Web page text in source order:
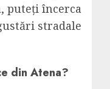
puteți încerca
stradale
din Atena?